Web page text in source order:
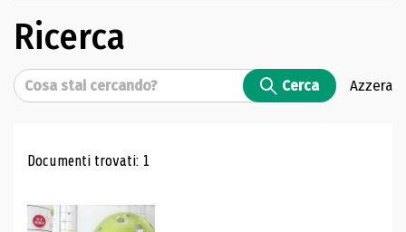
Ricerca
Cerca Cerca Azzera
Risultati di ricerca
Documenti trovati: 1